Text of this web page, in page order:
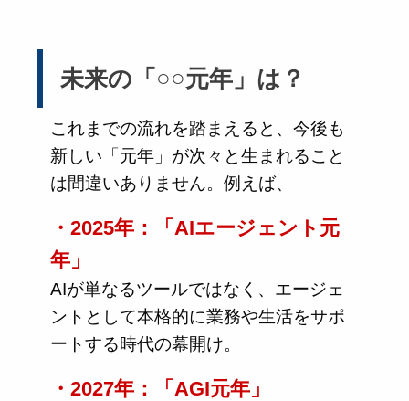
未来の「○○元年」は？
これまでの流れを踏まえると、今後も
新しい「元年」が次々と生まれること
は間違いありません。例えば、
・2025年：「AIエージェント元
年」
AIが単なるツールではなく、エージェ
ントとして本格的に業務や生活をサポ
ートする時代の幕開け。
・2027年：「AGI元年」